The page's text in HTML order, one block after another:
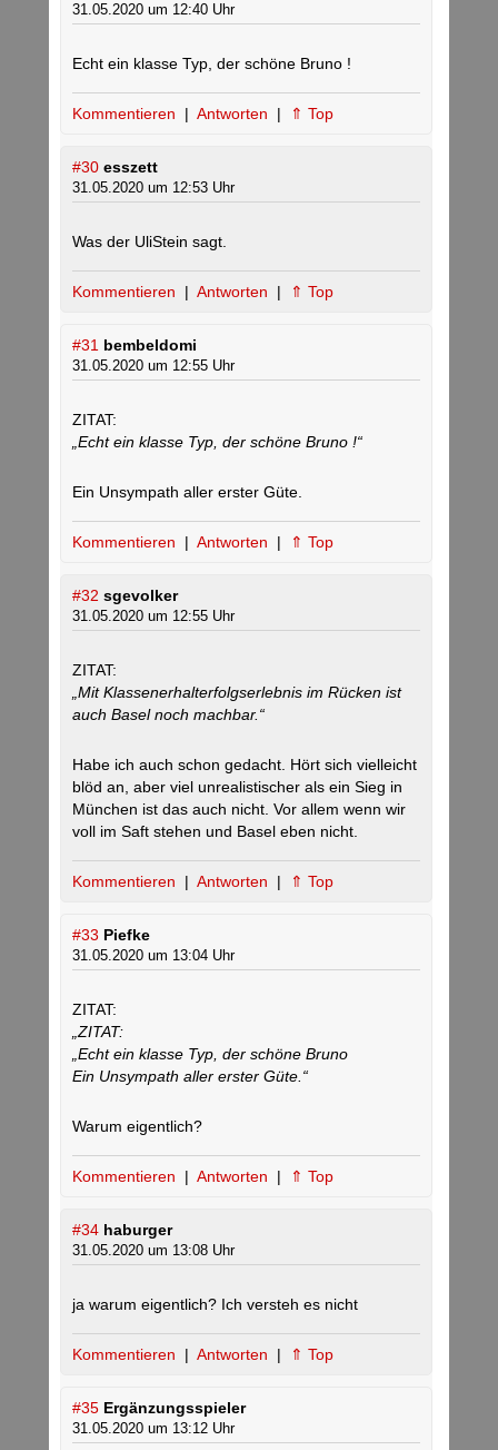
31.05.2020 um 12:40 Uhr
Echt ein klasse Typ, der schöne Bruno !
Kommentieren | Antworten | ⇑ Top
#30 esszett
31.05.2020 um 12:53 Uhr
Was der UliStein sagt.
Kommentieren | Antworten | ⇑ Top
#31 bembeldomi
31.05.2020 um 12:55 Uhr
ZITAT:
„Echt ein klasse Typ, der schöne Bruno !“
Ein Unsympath aller erster Güte.
Kommentieren | Antworten | ⇑ Top
#32 sgevolker
31.05.2020 um 12:55 Uhr
ZITAT:
„Mit Klassenerhalterfolgserlebnis im Rücken ist
auch Basel noch machbar.“
Habe ich auch schon gedacht. Hört sich vielleicht
blöd an, aber viel unrealistischer als ein Sieg in
München ist das auch nicht. Vor allem wenn wir
voll im Saft stehen und Basel eben nicht.
Kommentieren | Antworten | ⇑ Top
#33 Piefke
31.05.2020 um 13:04 Uhr
ZITAT:
„ZITAT:
„Echt ein klasse Typ, der schöne Bruno
Ein Unsympath aller erster Güte.“
Warum eigentlich?
Kommentieren | Antworten | ⇑ Top
#34 haburger
31.05.2020 um 13:08 Uhr
ja warum eigentlich? Ich versteh es nicht
Kommentieren | Antworten | ⇑ Top
#35 Ergänzungsspieler
31.05.2020 um 13:12 Uhr